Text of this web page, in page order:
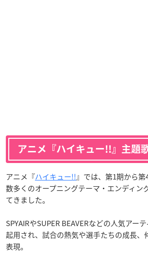
アニメ『ハイキュー!!』主題
アニメ『ハイキュー!!』では、第1期から第
数多くのオープニングテーマ・エンディン
てきました。
SPYAIRやSUPER BEAVERなどの人気アー
起用され、試合の熱気や選手たちの成長、
表現。